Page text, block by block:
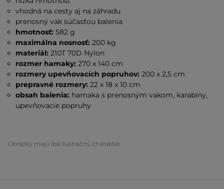
vhodná na cesty aj na záhradu
prenosný vak súčasťou balenia
hmotnosť: 582 g
maximálna nosnosť: 200 kg
materiál: 210T 70D Nylon
rozmer hamaky: 270 x 140 cm
rozmery upevňovacích popruhov:200 x 2,5 cm
prepravné rozmery: 22 x 18 x 10 cm
obsah balenia: hamaka s prenosným vakom, karabíny,
upevňovacie popruhy
Obrázky majú iba ilustračný charakter.